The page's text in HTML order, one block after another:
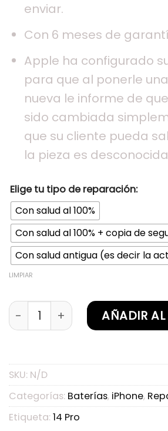
enviar.
Con 6 meses de
Apple ha configurado
para que al ponerle
nueva le informe de
sido cambiada
que su cliente pueda
la pieza es
Elige tu tipo de reparación:
Con salud al 100%
Con salud al 100% + copia de
Con salud antigua (es decir la
LIMPIAR
Sustitución de batería iPhone
AÑADIR
SKU: N/D
Categorías: Baterías, iPhone,
Etiqueta: 14 Pro